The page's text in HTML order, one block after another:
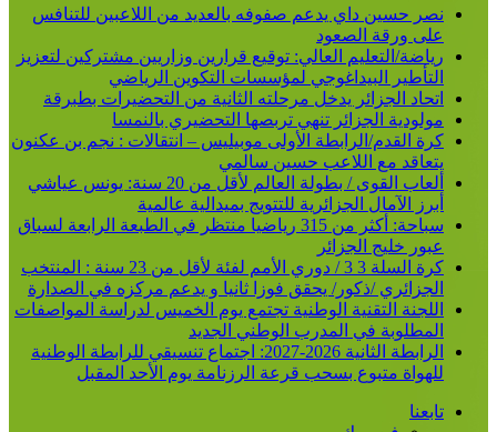
نصر حسين داي يدعم صفوفه بالعديد من اللاعبين للتنافس
على ورقة الصعود
رياضة/التعليم العالي: توقيع قرارين وزاريين مشتركين لتعزيز
التأطير البيداغوجي لمؤسسات التكوين الرياضي
اتحاد الجزائر يدخل مرحلته الثانية من التحضيرات بطبرقة
مولودية الجزائر تنهي تربصها التحضيري بالنمسا
كرة القدم/الرابطة الأولى موبيليس – انتقالات : نجم بن عكنون
يتعاقد مع اللاعب حسين سالمي
ألعاب القوى / بطولة العالم لأقل من 20 سنة: يونس عياشي
أبرز الآمال الجزائرية للتتويج بميدالية عالمية
سباحة: أكثر من 315 رياضيا منتظر في الطبعة الرابعة لسباق
عبور خليج الجزائر
كرة السلة 3 3 / دوري الأمم لفئة لأقل من 23 سنة : المنتخب
الجزائري /ذكور/ يحقق فوزا ثانيا و يدعم مركزه في الصدارة
اللجنة التقنية الوطنية تجتمع يوم الخميس لدراسة المواصفات
المطلوبة في المدرب الوطني الجديد
الرابطة الثانية 2026-2027: اجتماع تنسيقي للرابطة الوطنية
للهواة متبوع بسحب قرعة الرزنامة يوم الأحد المقبل
تابعنا